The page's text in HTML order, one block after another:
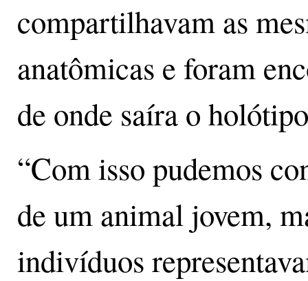
compartilhavam as
anatômicas e foram
de onde saíra o
“Com isso pudemos
de um animal jovem,
indivíduos